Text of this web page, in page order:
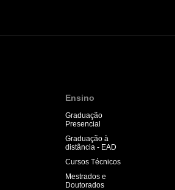
Ensino
Graduação
Presencial
Graduação à
distância - EAD
Cursos Técnicos
Mestrados e
Doutorados